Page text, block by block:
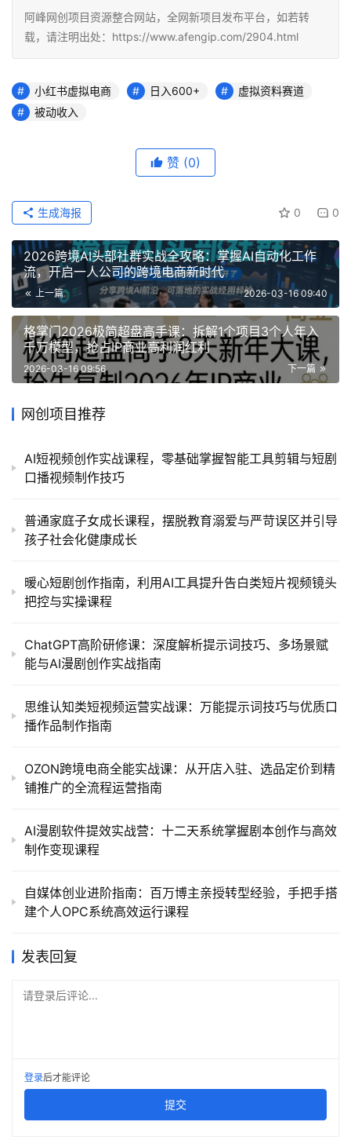
阿峰网创项目资源整合网站，全网新项目发布平台，如若转
载，请注明出处：https://www.afengip.com/2904.html
小红书虚拟电商 日入600+
虚拟资料赛道
被动收入
赞 (0)
0 0
生成海报
2026跨境AI头部社群实战全攻略：掌握AI自动化工作
流，开启一人公司的跨境电商新时代
上一篇 2026-03-16 09:40
格掌门2026极简超盘高手课：拆解1个项目3个人年入
千万模型，抢占IP商业高利润红利
下一篇
2026-03-16 09:56
网创项目推荐
AI短视频创作实战课程，零基础掌握智能工具剪辑与短剧
口播视频制作技巧
普通家庭子女成长课程，摆脱教育溺爱与严苛误区并引导
孩子社会化健康成长
暖心短剧创作指南，利用AI工具提升告白类短片视频镜头
把控与实操课程
ChatGPT高阶研修课：深度解析提示词技巧、多场景赋
能与AI漫剧创作实战指南
思维认知类短视频运营实战课：万能提示词技巧与优质口
播作品制作指南
OZON跨境电商全能实战课：从开店入驻、选品定价到精
铺推广的全流程运营指南
AI漫剧软件提效实战营：十二天系统掌握剧本创作与高效
制作变现课程
自媒体创业进阶指南：百万博主亲授转型经验，手把手搭
建个人OPC系统高效运行课程
发表回复
请登录后评论...
登录后才能评论
提交